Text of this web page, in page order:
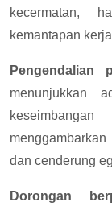
kecermatan,
kemantapan
Pengendalian
menunjukkan
dan cenderung
Dorongan